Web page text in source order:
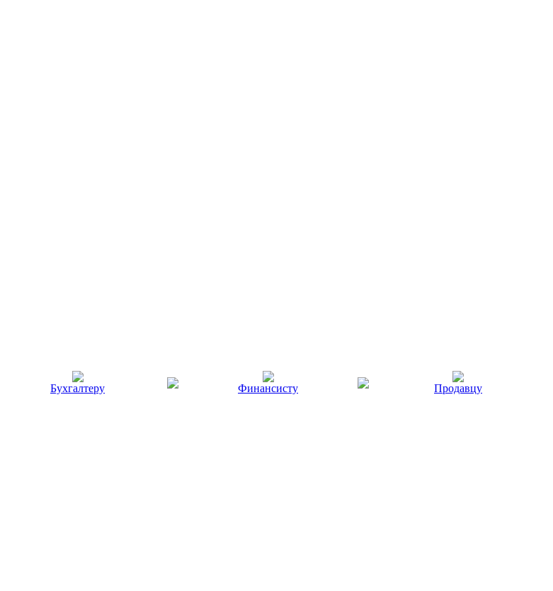
Бухгалтеру Финансисту Продавцу